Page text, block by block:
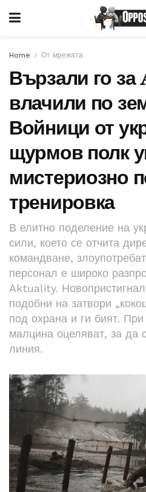
Home От мрежата
Вързали го за
влачили по
Войници от
щурмов полк
мистериозно
тренировка
В елитно поделение на
сили, което се отчита
командване,
персонал е широко
Aktuality.
подобни на затвори
под охрана и ги бият.
малцина оцеляват, за да
линия.